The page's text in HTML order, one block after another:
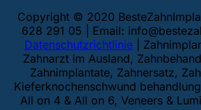
Copyright © 2020
628 291 05 | Email:
Datenschutzrichtlinie|
Zahnarzt im Ausland,
Zahnimplantate, Zahnersatz,
Kieferknochenschwund
All on 4 & All on 6, Veneers &